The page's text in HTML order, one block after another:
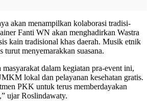
akan menampilkan kolaborasi tradisi-
Fanti WN akan menghadirkan Wastra
kain tradisional khas daerah. Musik etnik
menyemarakkan suasana.
dalam kegiatan pra-event ini,
lokal dan pelayanan kesehatan gratis.
PKK untuk terus memberdayakan
ujar Roslindawaty.